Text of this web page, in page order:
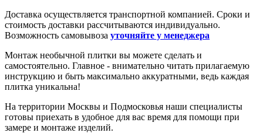
Доставка осуществляется транспортной компанией. Сроки и
стоимость доставки рассчитываются индивидуально.
Возможность самовывоза уточняйте у менеджера
Монтаж необычной плитки вы можете сделать и
самостоятельно. Главное - внимательно читать прилагаемую
инструкцию и быть максимально аккуратными, ведь каждая
плитка уникальна!
На территории Москвы и Подмосковья наши специалисты
готовы приехать в удобное для вас время для помощи при
замере и монтаже изделий.